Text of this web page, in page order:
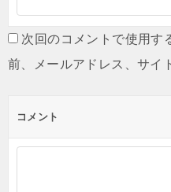
次回のコメントで使用す
前、メールアドレス、サイ
コメント